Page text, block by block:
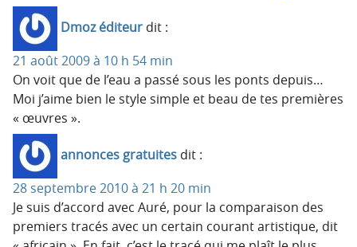
Dmoz éditeur dit :
21 août 2009 à 10 h 54 min
On voit que de l’eau a passé sous les ponts depuis…
Moi j’aime bien le style simple et beau de tes premières
« œuvres ».
annonces gratuites dit :
28 septembre 2010 à 21 h 20 min
Je suis d’accord avec Auré, pour la comparaison des
premiers tracés avec un certain courant artistique, dit